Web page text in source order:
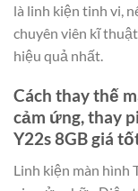
là linh kiện tinh vi,
chuyên viên kĩ
hiệu quả nhất.
Cách thay thế
cảm ứng, thay
Y22s 8GB giá
Linh kiện màn hình